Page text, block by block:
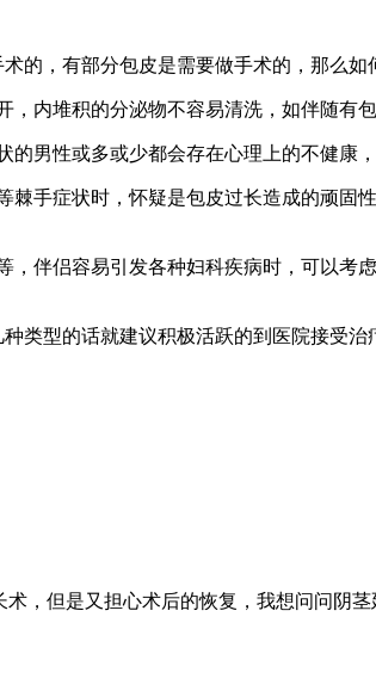
，有部分包皮是需要做手术的，那么如
堆积的分泌物不容易清洗，如伴随有
性或多或少都会存在心理上的不健康
症状时，怀疑是包皮过长造成的顽固
侣容易引发各种妇科疾病时，可以考
型的话就建议积极活跃的到医院接受治
，但是又担心术后的恢复，我想问问阴